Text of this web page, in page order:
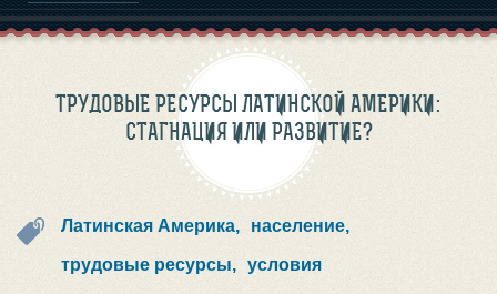
ТРУДОВЫЕ РЕСУРСЫ ЛАТИНСКОЙ АМЕРИКИ:
СТАГНАЦИЯ ИЛИ РАЗВИТИЕ?
Латинская Америка, население,
трудовые ресурсы, условия